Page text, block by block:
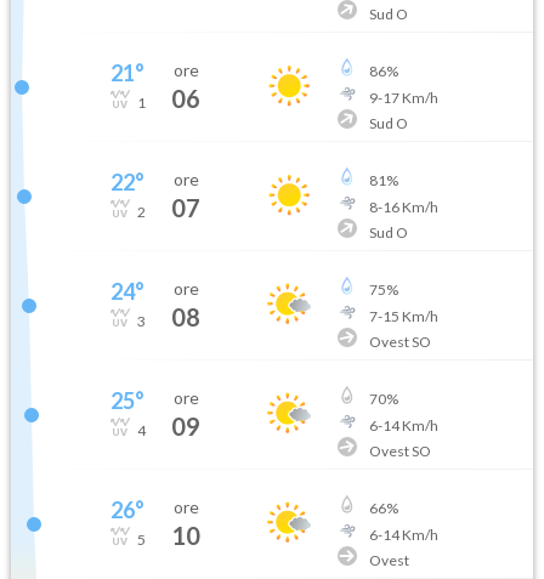
Sud O
21°
1
ore
06
86%
9-17Km/h
Sud O
22°
2
ore
07
81%
8-16Km/h
Sud O
24°
3
ore
08
75%
7-15 Km/h
Ovest SO
25°
4
ore
09
70%
6-14Km/h
Ovest SO
26°
5
ore
10
66%
6-14Km/h
Ovest